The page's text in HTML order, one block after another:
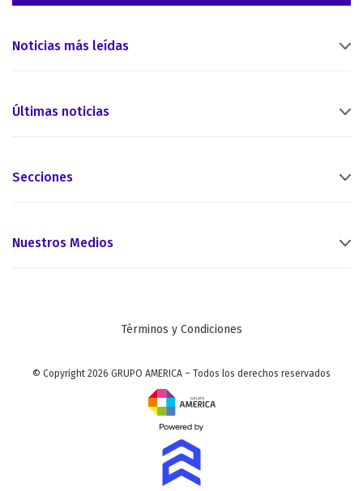
Noticias más leídas
Últimas noticias
Secciones
Nuestros Medios
Términos y Condiciones
© Copyright 2026 GRUPO AMERICA – Todos los derechos reservados